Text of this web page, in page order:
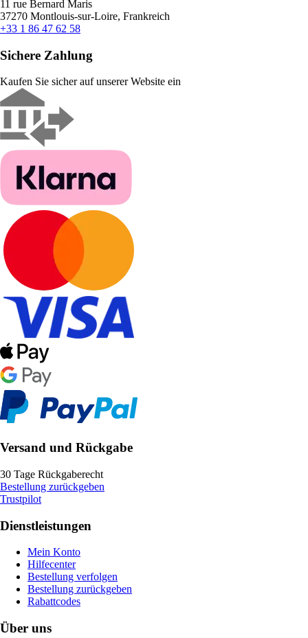
11 rue Bernard Maris
37270 Montlouis-sur-Loire, Frankreich
+33 1 86 47 62 58
Sichere Zahlung
Kaufen Sie sicher auf unserer Website ein
Versand und Rückgabe
30 Tage Rückgaberecht
Bestellung zurückgeben
Trustpilot
Dienstleistungen
Mein Konto
Hilfecenter
Bestellung verfolgen
Bestellung zurückgeben
Rabattcodes
Über uns